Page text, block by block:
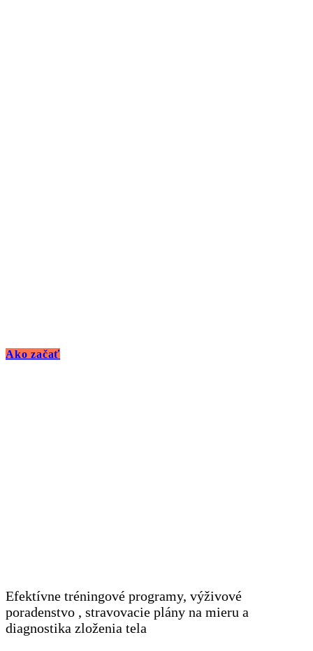
Ako začať
Efektívne tréningové programy, výživové
poradenstvo , stravovacie plány na mieru a
diagnostika zloženia tela